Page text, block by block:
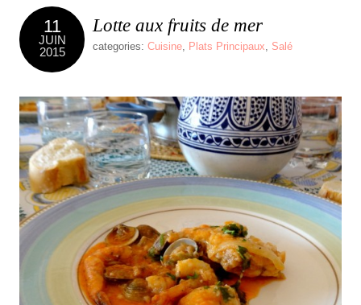
11
JUIN
2015
Lotte aux fruits de mer
categories: Cuisine, Plats Principaux, Salé